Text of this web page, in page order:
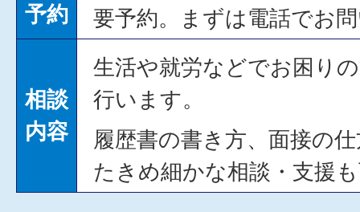
予約
要予約。まずは電話でお
相談
内容
生活や就労などでお困り
行います。
履歴書の書き方、面接の
たきめ細かな相談・支援